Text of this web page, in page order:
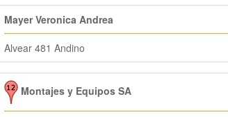
Mayer Veronica Andrea
Alvear 481 Andino
Montajes y Equipos SA